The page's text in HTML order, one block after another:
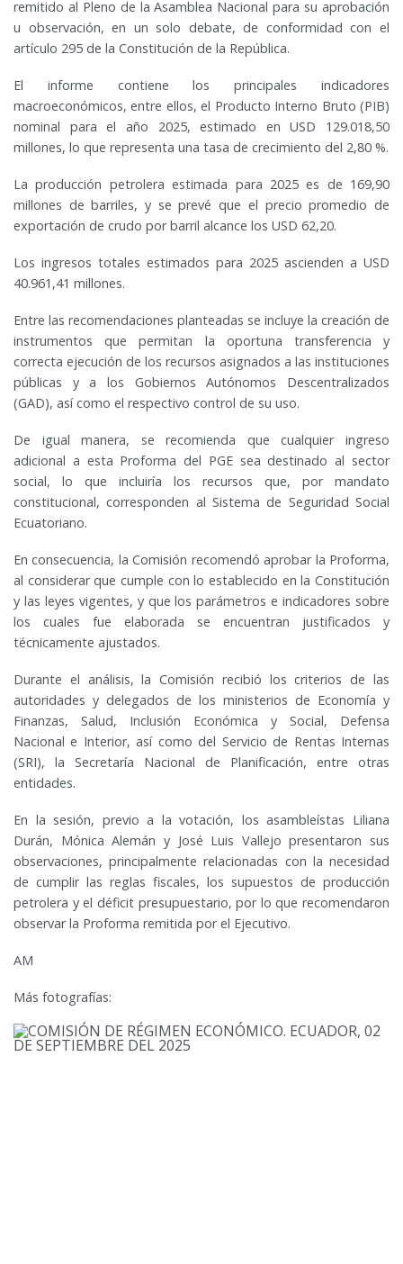
remitido al Pleno de la Asamblea Nacional para su aprobación
u observación, en un solo debate, de conformidad con el
artículo 295 de la Constitución de la República.
El informe contiene los principales indicadores
macroeconómicos, entre ellos, el Producto Interno Bruto (PIB)
nominal para el año 2025, estimado en USD 129.018,50
millones, lo que representa una tasa de crecimiento del 2,80 %.
La producción petrolera estimada para 2025 es de 169,90
millones de barriles, y se prevé que el precio promedio de
exportación de crudo por barril alcance los USD 62,20.
Los ingresos totales estimados para 2025 ascienden a USD
40.961,41 millones.
Entre las recomendaciones planteadas se incluye la creación de
instrumentos que permitan la oportuna transferencia y
correcta ejecución de los recursos asignados a las instituciones
públicas y a los Gobiernos Autónomos Descentralizados
(GAD), así como el respectivo control de su uso.
De igual manera, se recomienda que cualquier ingreso
adicional a esta Proforma del PGE sea destinado al sector
social, lo que incluiría los recursos que, por mandato
constitucional, corresponden al Sistema de Seguridad Social
Ecuatoriano.
En consecuencia, la Comisión recomendó aprobar la Proforma,
al considerar que cumple con lo establecido en la Constitución
y las leyes vigentes, y que los parámetros e indicadores sobre
los cuales fue elaborada se encuentran justificados y
técnicamente ajustados.
Durante el análisis, la Comisión recibió los criterios de las
autoridades y delegados de los ministerios de Economía y
Finanzas, Salud, Inclusión Económica y Social, Defensa
Nacional e Interior, así como del Servicio de Rentas Internas
(SRI), la Secretaría Nacional de Planificación, entre otras
entidades.
En la sesión, previo a la votación, los asambleístas Liliana
Durán, Mónica Alemán y José Luis Vallejo presentaron sus
observaciones, principalmente relacionadas con la necesidad
de cumplir las reglas fiscales, los supuestos de producción
petrolera y el déficit presupuestario, por lo que recomendaron
observar la Proforma remitida por el Ejecutivo.
AM
Más fotografías: